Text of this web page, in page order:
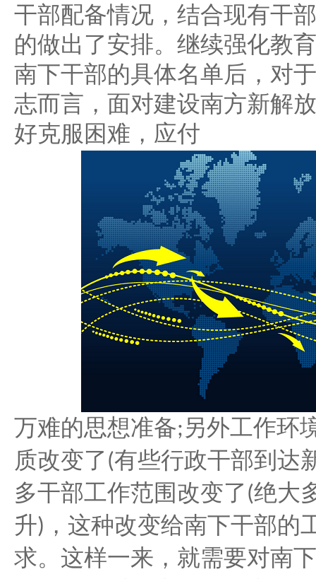
干部配备情况，结合现有干
的做出了安排。继续强化教
南下干部的具体名单后，对
志而言，面对建设南方新解
好克服困难，应付
万难的思想准备; 另外工作环
质改变了 (有些行政干部到达
多干部工作范围改变了 (绝大
升) ，这种改变给南下干部
求。这样一来，就需要对南